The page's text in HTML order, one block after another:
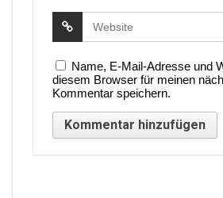
Name, E-Mail-Adresse und
diesem Browser für meinen
Kommentar speichern.